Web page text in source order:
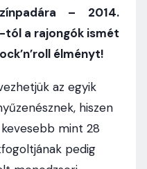
– 2014.
a rajongók ismét
élményt!
az egyik
hiszen
mint 28
pedig